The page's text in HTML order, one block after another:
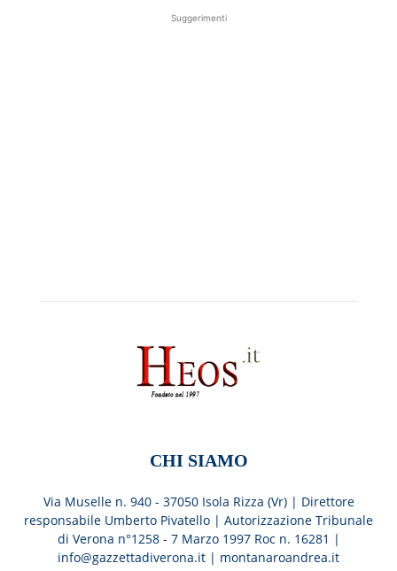
Suggerimenti
CHI SIAMO
Via Muselle n. 940 - 37050 Isola Rizza (Vr) | Direttore
responsabile Umberto Pivatello | Autorizzazione Tribunale
di Verona n°1258 - 7 Marzo 1997 Roc n. 16281 |
info@gazzettadiverona.it | montanaroandrea.it